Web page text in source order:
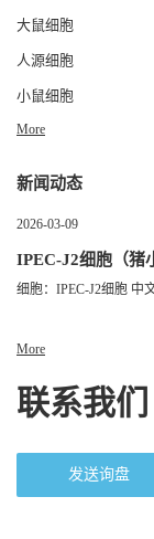
大鼠细胞
人源细胞
小鼠细胞
More
新闻动态
2026-03-09
IPEC-J2细胞（猪
细胞：IPEC-J2细胞 中
More
联系我们
发送询盘